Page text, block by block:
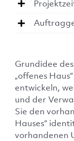
Grundidee
„offenes
entwickeln,
und der
Sie den
Hauses“
vorhandenen